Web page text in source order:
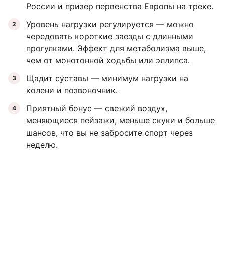
России и призер первенства Европы на треке.
Уровень нагрузки регулируется — можно
чередовать короткие заезды с длинными
прогулками. Эффект для метаболизма выше,
чем от монотонной ходьбы или эллипса.
Щадит суставы — минимум нагрузки на
колени и позвоночник.
Приятный бонус — свежий воздух,
меняющиеся пейзажи, меньше скуки и больше
шансов, что вы не забросите спорт через
неделю.